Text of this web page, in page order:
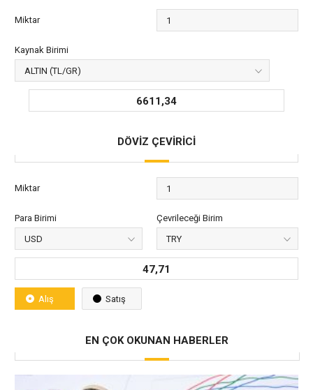
Miktar
Kaynak Birimi
6611,34
DÖVİZ ÇEVİRİCİ
Miktar
Para Birimi Çevrileceği Birim
47,71
Alış Satış
EN ÇOK OKUNAN HABERLER